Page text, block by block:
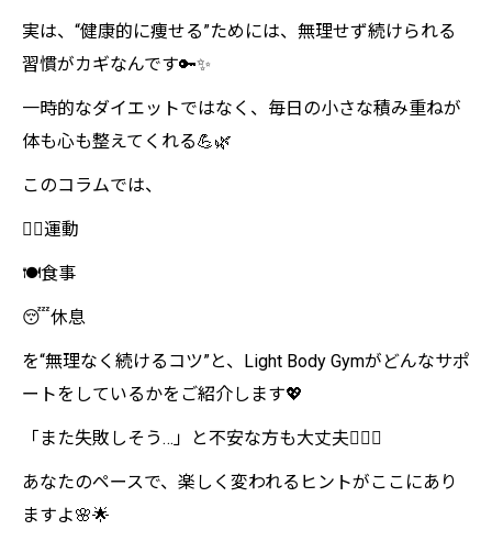
実は、“健康的に痩せる”ためには、無理せず続けられる
習慣がカギなんです🔑✨
一時的なダイエットではなく、毎日の小さな積み重ねが
体も心も整えてくれる💪🌿
このコラムでは、
🧘‍♀️運動
🍽️食事
😴休息
を“無理なく続けるコツ”と、Light Body Gymがどんなサポ
ートをしているかをご紹介します💖
「また失敗しそう…」と不安な方も大丈夫🙆‍♀️✨
あなたのペースで、楽しく変われるヒントがここにあり
ますよ🌸🌟